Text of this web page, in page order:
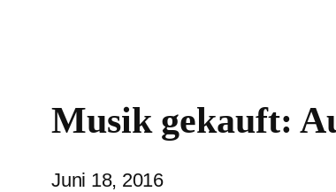
Musik gekauft:
Juni 18, 2016